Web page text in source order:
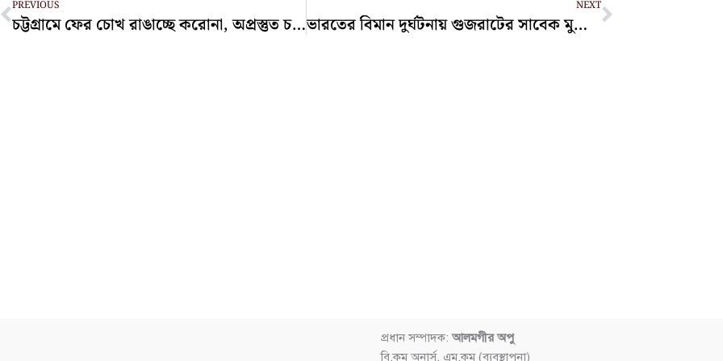
PREVIOUS
চট্টগ্রামে ফের চোখ রাঙাচ্ছে করোনা, অপ্রস্তুত চট্টগ্রাম
NEXT
ভারতের বিমান দুর্ঘটনায় গুজরাটের সাবেক মুখ্যমন্ত্রী নিহত
প্রধান সম্পাদক:আলমগীর অপু
বি.কম অনার্স, এম.কম (ব্যবস্থাপনা)